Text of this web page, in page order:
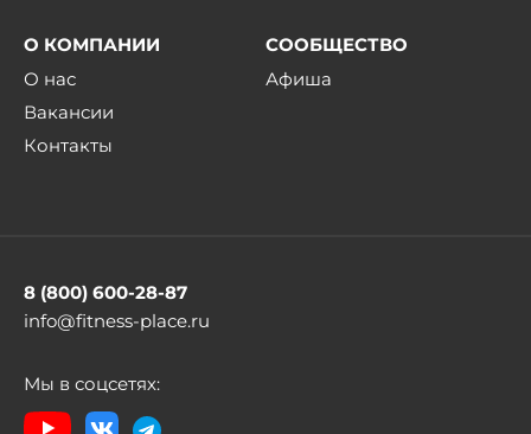
О КОМПАНИИ
О нас
Вакансии
Контакты
СООБЩЕСТВО
Афиша
8 (800) 600-28-87
info@fitness-place.ru
Мы в соцсетях: